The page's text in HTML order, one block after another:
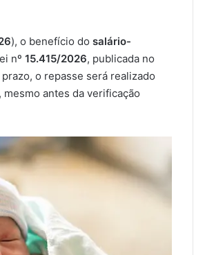
), o benefício do salário-
nº 15.415/2026, publicada no
o repasse será realizado
antes da verificação